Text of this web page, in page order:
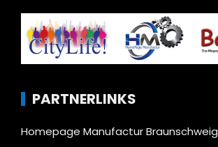
PARTNERLINKS
Homepage Manufactur Braunschweig